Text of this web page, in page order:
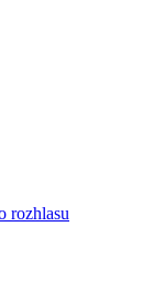
rozhlasu